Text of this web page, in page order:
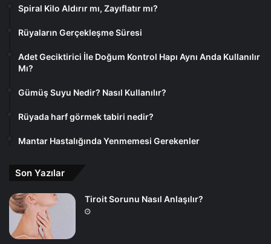
Spiral Kilo Aldırır mı, Zayıflatır mı?
Rüyaların Gerçekleşme Süresi
Adet Geciktirici İle Doğum Kontrol Hapı Aynı Anda Kullanılır
Mı?
Gümüş Suyu Nedir? Nasıl Kullanılır?
Rüyada harf görmek tabiri nedir?
Mantar Hastalığında Yenmemesi Gerekenler
Son Yazılar
Tiroit Sorunu Nasıl Anlaşılır?